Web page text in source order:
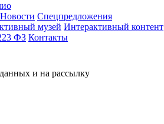
Новости Спецпредложения
музей Интерактивный контент
ФЗ Контакты
и на рассылку